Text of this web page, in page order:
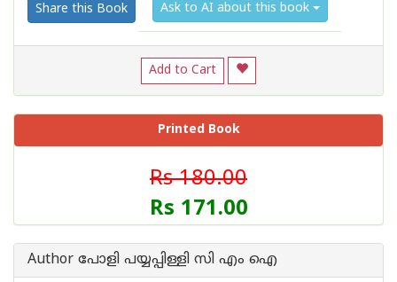
Share this Book Ask to AI about this book
Add to Cart
Printed Book
Rs 180.00
Rs 171.00
Author പോളി പയ്യപ്പിള്ളി സി എം ഐ